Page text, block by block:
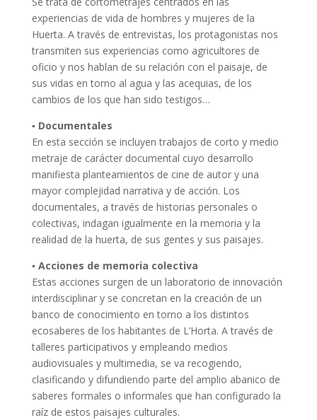
experiencias de vida de hombres y mujeres de la
Huerta. A través de entrevistas, los protagonistas nos
transmiten sus experiencias como agricultores de
oficio y nos hablan de su relación con el paisaje, de
sus vidas en torno al agua y las acequias, de los
cambios de los que han sido testigos…
▪ Documentales
En esta sección se incluyen trabajos de corto y medio
metraje de carácter documental cuyo desarrollo
manifiesta planteamientos de cine de autor y una
mayor complejidad narrativa y de acción. Los
documentales, a través de historias personales o
colectivas, indagan igualmente en la memoria y la
realidad de la huerta, de sus gentes y sus paisajes.
▪ Acciones de memoria colectiva
Estas acciones surgen de un laboratorio de innovación
interdisciplinar y se concretan en la creación de un
banco de conocimiento en torno a los distintos
ecosaberes de los habitantes de L’Horta. A través de
talleres participativos y empleando medios
audiovisuales y multimedia, se va recogiendo,
clasificando y difundiendo parte del amplio abanico de
saberes formales o informales que han configurado la
raíz de estos paisajes culturales.